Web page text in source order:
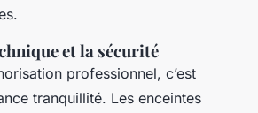
et la sécurité
professionnel, c’est
tranquillité. Les enceintes